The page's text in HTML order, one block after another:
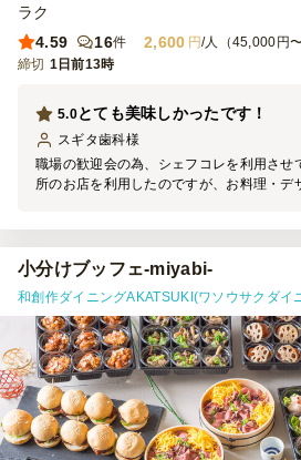
ラク
4.59
16件 2,600 円/人（45,000円〜
締切 1日前13時
とても美味しかったです！
5.0
スギタ歯科様
職場の歓迎会の為、シェフコレを利用させ
所のお店を利用したのですが、お料理・デ
小分けブッフェ-miyabi-
和創作ダイニングAKATSUKI(ワソウサクダイ